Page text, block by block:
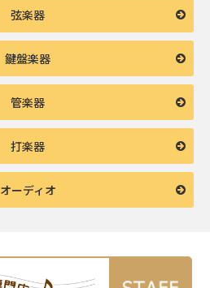
弦楽器
鍵盤楽器
管楽器
打楽器
オーディオ